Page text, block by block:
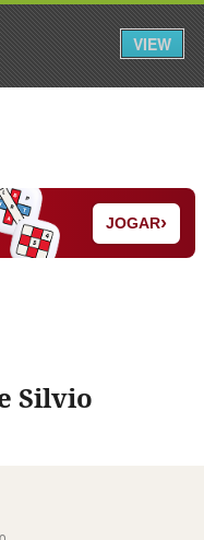
Iniciar Sessão
JOGAR›
Silvio
VIEW